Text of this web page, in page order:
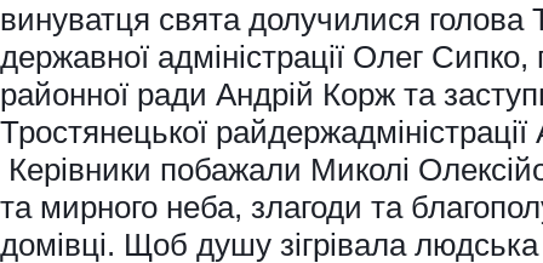
винуватця свята долучилися голова
державної адміністрації Олег Сипко,
районної ради Андрій Корж та
Тростянецької
Керівники побажали Миколі
та мирного неба, злагоди та
домівці. Щоб душу зігрівала людська